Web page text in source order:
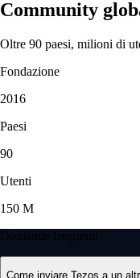
Community
Oltre 90 paesi, milioni di
Fondazione
2016
Paesi
90
Utenti
150 M
Domande frequenti
Come inviare Tezos a un